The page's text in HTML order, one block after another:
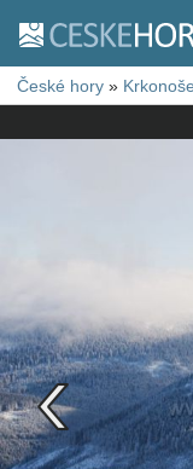
České hory » Krkonoše